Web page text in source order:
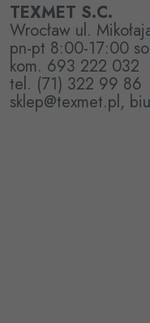
TEXMET S.C.
Wrocław ul.
pn-pt 8:00-17:00
kom. 693 222 032
tel. (71) 322 99 86
sklep@texmet.pl,